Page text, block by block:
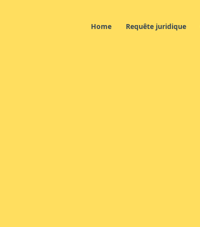
Home Requête juridique